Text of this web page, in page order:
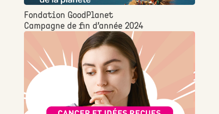
Fondation GoodPlanet
Campagne de fin d’année 2024